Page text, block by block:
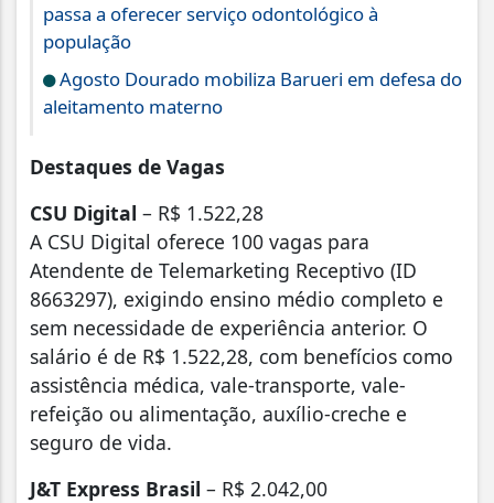
passa a oferecer serviço odontológico à
população
Agosto Dourado mobiliza Barueri em defesa do
aleitamento materno
Destaques de Vagas
CSU Digital – R$ 1.522,28
A CSU Digital oferece 100 vagas para
Atendente de Telemarketing Receptivo (ID
8663297), exigindo ensino médio completo e
sem necessidade de experiência anterior. O
salário é de R$ 1.522,28, com benefícios como
assistência médica, vale-transporte, vale-
refeição ou alimentação, auxílio-creche e
seguro de vida.
J&T Express Brasil – R$ 2.042,00